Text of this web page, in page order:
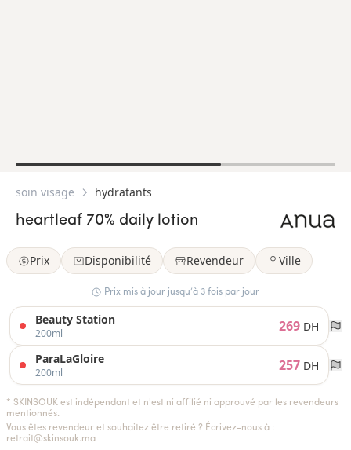
soin visage hydratants
heartleaf 70% daily lotion
Prix Disponibilité Revendeur Ville
Prix mis à jour jusqu’à 3 fois par jour
Beauty Station
200ml 269 DH
ParaLaGloire
200ml 257 DH
* SKINSOUK est indépendant et n'est ni affilié ni approuvé par les revendeurs
mentionnés.
Vous êtes revendeur et souhaitez être retiré ? Écrivez-nous à :
retrait@skinsouk.ma